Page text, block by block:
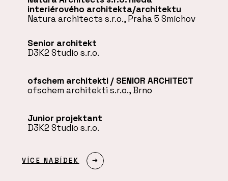
interiérového architekta/architektu
Natura architects s.r.o., Praha 5 Smíchov
Senior architekt
D3K2 Studio s.r.o.
ofschem architekti / SENIOR ARCHITECT
ofschem architekti s.r.o., Brno
Junior projektant
D3K2 Studio s.r.o.
VÍCE NABÍDEK